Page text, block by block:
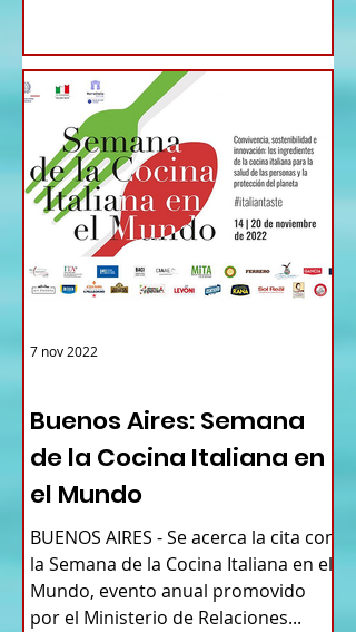
Buenos Aires: Semana
de la Cocina Italiana en
el Mundo
BUENOS AIRES - Se acerca la cita con
la Semana de la Cocina Italiana en el
Mundo, evento anual promovido
por el Ministerio de Relaciones...
7 nov 2022